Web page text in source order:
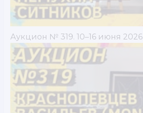
Аукцион № 319. 10–16 июня 2026